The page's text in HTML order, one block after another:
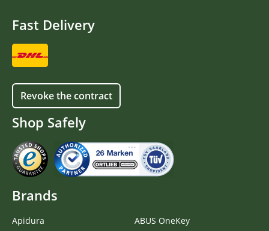
Fast Delivery
Revoke the contract
Shop Safely
Brands
Apidura
ABUS OneKey